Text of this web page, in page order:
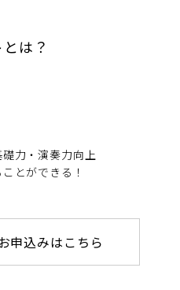
は？
力・演奏力向上
とができる！
込みはこちら